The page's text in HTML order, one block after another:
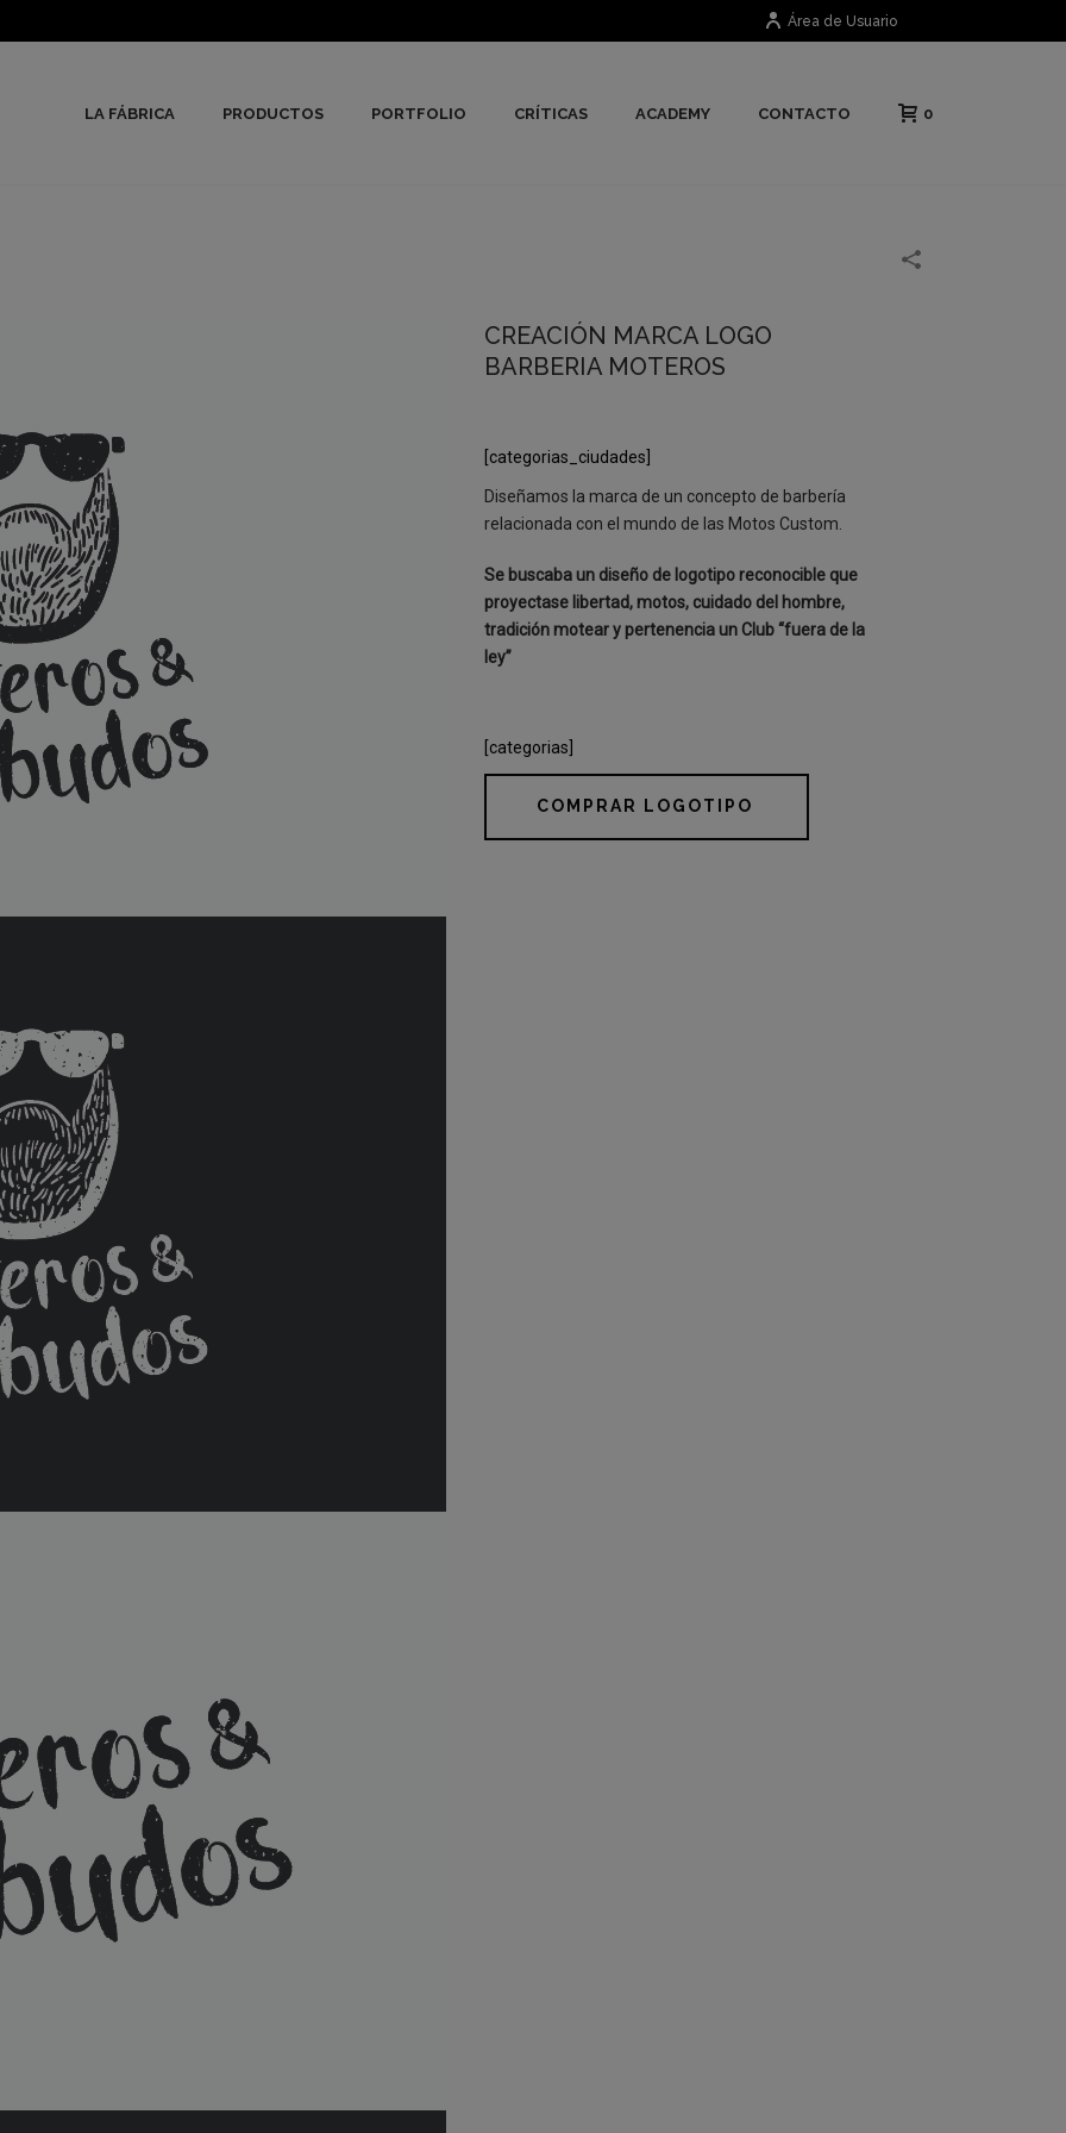
Área de Usuario
LA FÁBRICA PRODUCTOS PORTFOLIO CRÍTICAS ACADEMY CONTACTO 0
CREACIÓN MARCA LOGO
BARBERIA MOTEROS
[categorias_ciudades]
Diseñamos la marca de un concepto de barbería
relacionada con el mundo de las Motos Custom.
Se buscaba un diseño de logotipo reconocible que
proyectase libertad, motos, cuidado del hombre,
tradición motear y pertenencia un Club “fuera de la
ley”
[categorias]
COMPRAR LOGOTIPO